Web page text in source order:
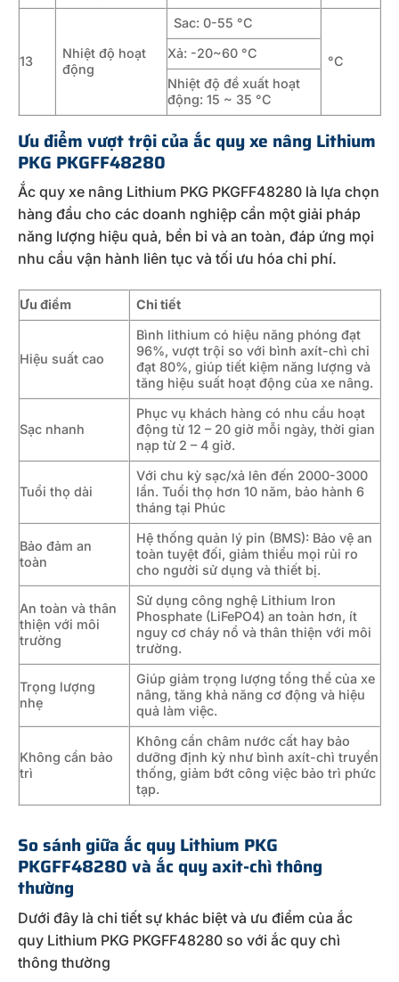
13
Nhiệt độ hoạt
động
Sac: 0-55 °C
°C
Xả: -20~60 °C
Nhiệt độ đề xuất hoạt
động: 15 ~ 35 °C
Ưu điểm vượt trội của ắc quy xe nâng Lithium
PKG PKGFF48280
Ắc quy xe nâng Lithium PKG PKGFF48280 là lựa chọn
hàng đầu cho các doanh nghiệp cần một giải pháp
năng lượng hiệu quả, bền bỉ và an toàn, đáp ứng mọi
nhu cầu vận hành liên tục và tối ưu hóa chi phí.
Ưu điểm Chi tiết
Hiệu suất cao
Bình lithium có hiệu năng phóng đạt
96%, vượt trội so với bình axít-chì chỉ
đạt 80%, giúp tiết kiệm năng lượng và
tăng hiệu suất hoạt động của xe nâng.
Sạc nhanh
Phục vụ khách hàng có nhu cầu hoạt
động từ 12 – 20 giờ mỗi ngày, thời gian
nạp từ 2 – 4 giờ.
Tuổi thọ dài
Với chu kỳ sạc/xả lên đến 2000-3000
lần. Tuổi thọ hơn 10 năm, bảo hành 6
tháng tại Phúc
Bảo đảm an
toàn
Hệ thống quản lý pin (BMS): Bảo vệ an
toàn tuyệt đối, giảm thiểu mọi rủi ro
cho người sử dụng và thiết bị.
An toàn và thân
thiện với môi
trường
Sử dụng công nghệ Lithium Iron
Phosphate (LiFePO4) an toàn hơn, ít
nguy cơ cháy nổ và thân thiện với môi
trường.
Trọng lượng
nhẹ
Giúp giảm trọng lượng tổng thể của xe
nâng, tăng khả năng cơ động và hiệu
quả làm việc.
Không cần bảo
trì
Không cần châm nước cất hay bảo
dưỡng định kỳ như bình axít-chì truyền
thống, giảm bớt công việc bảo trì phức
tạp.
So sánh giữa ắc quy Lithium PKG
PKGFF48280 và ắc quy axit-chì thông
thường
Dưới đây là chi tiết sự khác biệt và ưu điểm của ắc
quy Lithium PKG PKGFF48280 so với ắc quy chì
thông thường